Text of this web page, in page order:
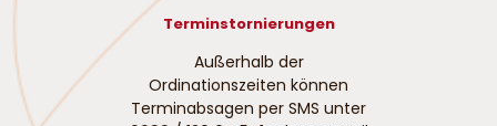
Terminstornierungen
Außerhalb der
Ordinationszeiten können
Terminabsagen per SMS unter